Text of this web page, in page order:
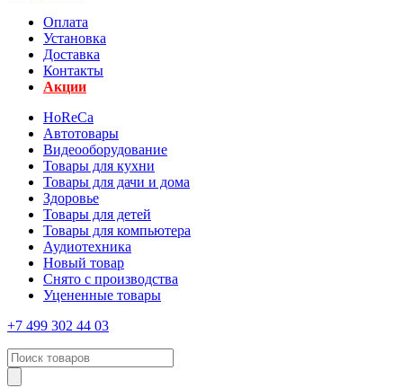
Оплата
Установка
Доставка
Контакты
Акции
HoReCa
Автотовары
Видеооборудование
Товары для кухни
Товары для дачи и дома
Здоровье
Товары для детей
Товары для компьютера
Аудиотехника
Новый товар
Снято с производства
Уцененные товары
+7 499 302 44 03